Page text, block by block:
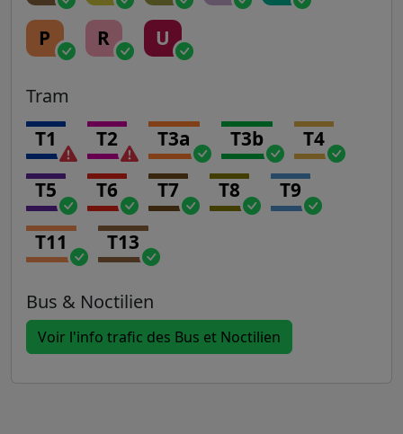
P R U
Tram
T1 T2 T3a T3b T4
T5 T6 T7 T8 T9
T11 T13
Bus & Noctilien
Voir l'info trafic des Bus et Noctilien